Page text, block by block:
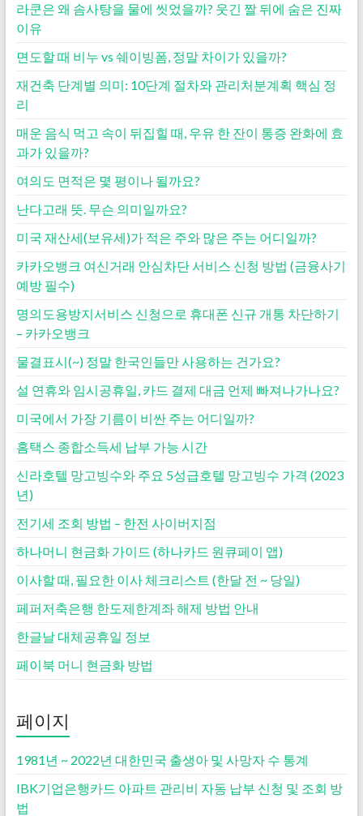
라쿤은 왜 솜사탕을 물에 씻었을까? 웃긴 짤 뒤에 숨은 진짜
이유
면도할 때 비누 vs 쉐이빙폼, 정말 차이가 있을까?
재건축 단계별 의미: 10단계 절차와 관리처분계획 핵심 정
리
매운 음식 먹고 속이 뒤집힐 때, 우유 한 잔이 통증 완화에 효
과가 있을까?
여의도 면적은 몇 평이나 될까요?
난다고래 뜻. 무슨 의미일까요?
미국 재산세(보유세)가 적은 주와 많은 주는 어디일까?
카카오뱅크 여신거래 안심차단 서비스 신청 방법 (금융사기
예방 필수)
명의도용방지서비스 신청으로 휴대폰 신규 개통 차단하기
– 카카오뱅크
물결표시(~) 정말 한국인들만 사용하는 건가요?
설 연휴와 임시공휴일, 카드 결제 대금 언제 빠져나가나요?
미국에서 가장 기름이 비싼 주는 어디일까?
홈택스 종합소득세 납부 가능 시간
신라호텔 망고빙수와 주요 5성급호텔 망고빙수 가격 (2023
년)
전기세 조회 방법 – 한전 사이버지점
하나머니 현금화 가이드 (하나카드 원큐페이 앱)
이사할 때, 필요한 이사 체크리스트 (한달 전 ~ 당일)
페퍼저축은행 한도제한계좌 해제 방법 안내
한글날 대체공휴일 정보
페이북 머니 현금화 방법
페이지
1981년 ~ 2022년 대한민국 출생아 및 사망자 수 통계
IBK기업은행카드 아파트 관리비 자동 납부 신청 및 조회 방
법